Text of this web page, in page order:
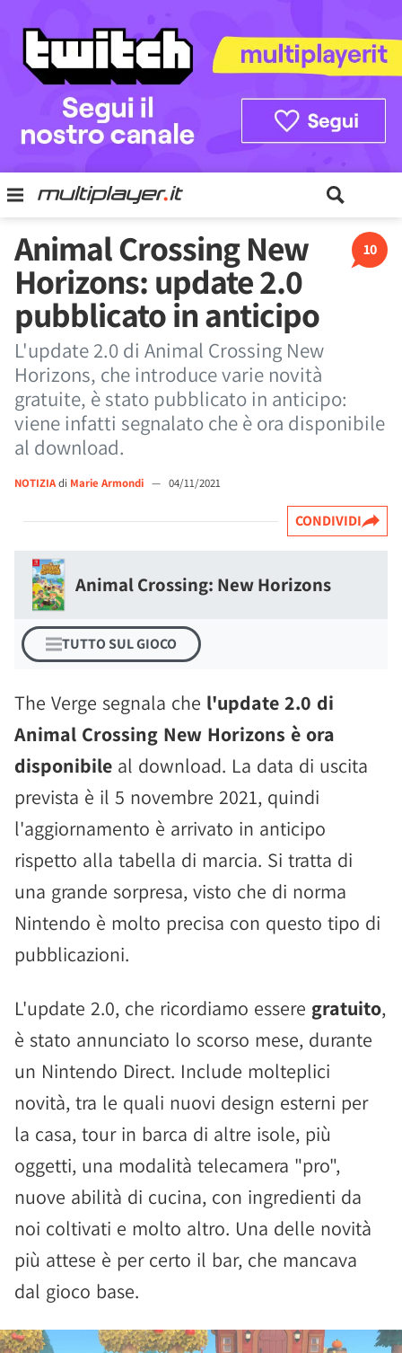
10
Animal Crossing New
Horizons: update 2.0
pubblicato in anticipo
L'update 2.0 di Animal Crossing New
Horizons, che introduce varie novità
gratuite, è stato pubblicato in anticipo:
viene infatti segnalato che è ora disponibile
al download.
NOTIZIAdi Marie Armondi — 04/11/2021
CONDIVIDI
Animal Crossing: New Horizons
TUTTO SUL GIOCO
The Verge segnala che l'update 2.0 di
Animal Crossing New Horizons è ora
disponibile al download. La data di uscita
prevista è il 5 novembre 2021, quindi
l'aggiornamento è arrivato in anticipo
rispetto alla tabella di marcia. Si tratta di
una grande sorpresa, visto che di norma
Nintendo è molto precisa con questo tipo di
pubblicazioni.
L'update 2.0, che ricordiamo essere gratuito,
è stato annunciato lo scorso mese, durante
un Nintendo Direct. Include molteplici
novità, tra le quali nuovi design esterni per
la casa, tour in barca di altre isole, più
oggetti, una modalità telecamera "pro",
nuove abilità di cucina, con ingredienti da
noi coltivati e molto altro. Una delle novità
più attese è per certo il bar, che mancava
dal gioco base.